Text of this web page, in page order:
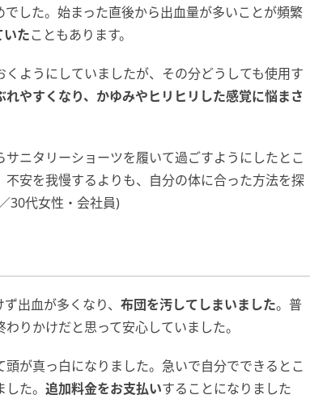
した。始まった直後から出血量が多いことが頻繁
いたこともあります。
ようにしていましたが、その分どうしても使用す
れやすくなり、かゆみやヒリヒリした感覚に悩まさ
ニタリーショーツを履いて過ごすようにしたとこ
安を我慢するよりも、自分の体に合った方法を探
30代女性・会社員)
出血が多くなり、 布団を汚してしまいました。普
りかけだと思って安心していました。
が真っ白になりました。急いで自分でできるとこ
た。 追加料金をお支払いすることになりました